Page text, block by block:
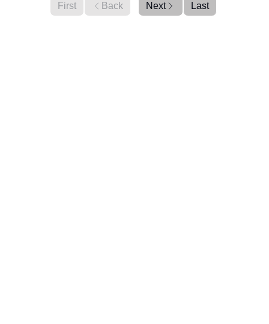
First Back Next Last